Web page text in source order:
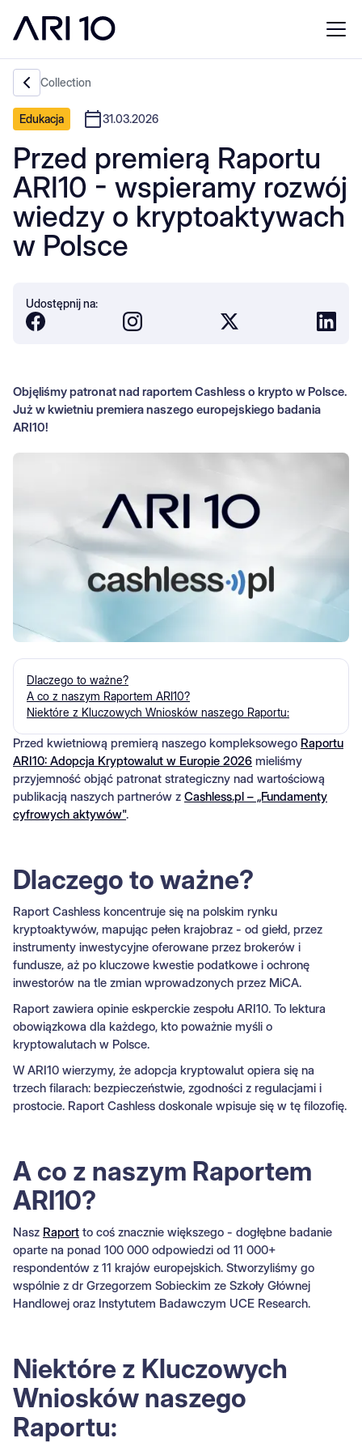
Collection
Edukacja 31.03.2026
Przed premierą Raportu
ARI10 - wspieramy rozwój
wiedzy o kryptoaktywach
w Polsce
Udostępnij na:
Objęliśmy patronat nad raportem Cashless o krypto w Polsce.
Już w kwietniu premiera naszego europejskiego badania
ARI10!
Dlaczego to ważne?
A co z naszym Raportem ARI10?
Niektóre z Kluczowych Wniosków naszego Raportu:
Przed kwietniową premierą naszego kompleksowego Raportu
ARI10: Adopcja Kryptowalut w Europie 2026 mieliśmy
przyjemność objąć patronat strategiczny nad wartościową
publikacją naszych partnerów z Cashless.pl – „Fundamenty
cyfrowych aktywów".
Dlaczego to ważne?
Raport Cashless koncentruje się na polskim rynku
kryptoaktywów, mapując pełen krajobraz - od giełd, przez
instrumenty inwestycyjne oferowane przez brokerów i
fundusze, aż po kluczowe kwestie podatkowe i ochronę
inwestorów na tle zmian wprowadzonych przez MiCA.
Raport zawiera opinie eskperckie zespołu ARI10. To lektura
obowiązkowa dla każdego, kto poważnie myśli o
kryptowalutach w Polsce.
W ARI10 wierzymy, że adopcja kryptowalut opiera się na
trzech filarach: bezpieczeństwie, zgodności z regulacjami i
prostocie. Raport Cashless doskonale wpisuje się w tę filozofię.
A co z naszym Raportem
ARI10?
Nasz Raport to coś znacznie większego - dogłębne badanie
oparte na ponad 100 000 odpowiedzi od 11 000+
respondentów z 11 krajów europejskich. Stworzyliśmy go
wspólnie z dr Grzegorzem Sobieckim ze Szkoły Głównej
Handlowej oraz Instytutem Badawczym UCE Research.
Niektóre z Kluczowych
Wniosków naszego
Raportu: